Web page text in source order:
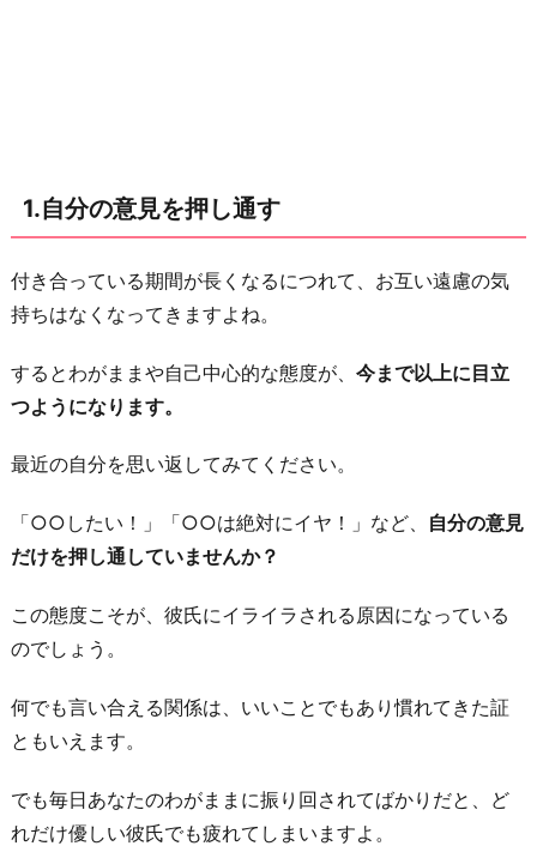
他
男
性
褒
め
る
ス
マ
片
手
彼
の
話
を
1.自分の意見を押し通す
付き合っている期間が長くなるにつれて、お互い遠慮の気
持ちはなくなってきますよね。
するとわがままや自己中心的な態度が、 今まで以上に目立
つようになります。
最近の自分を思い返してみてください。
「○○したい！」「○○は絶対にイヤ！」など、 自分の意見
だけを押し通していませんか？
この態度こそが、彼氏にイライラされる原因になっている
のでしょう。
何でも言い合える関係は、いいことでもあり慣れてきた証
ともいえます。
でも毎日あなたのわがままに振り回されてばかりだと、ど
れだけ優しい彼氏でも疲れてしまいますよ。